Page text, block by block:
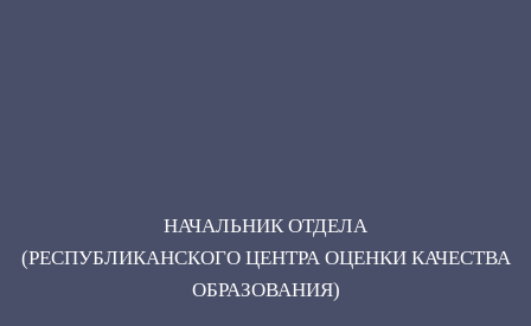
НАЧАЛЬНИК ОТДЕЛА
(РЕСПУБЛИКАНСКОГО ЦЕНТРА ОЦЕНКИ КАЧЕСТВА
ОБРАЗОВАНИЯ)